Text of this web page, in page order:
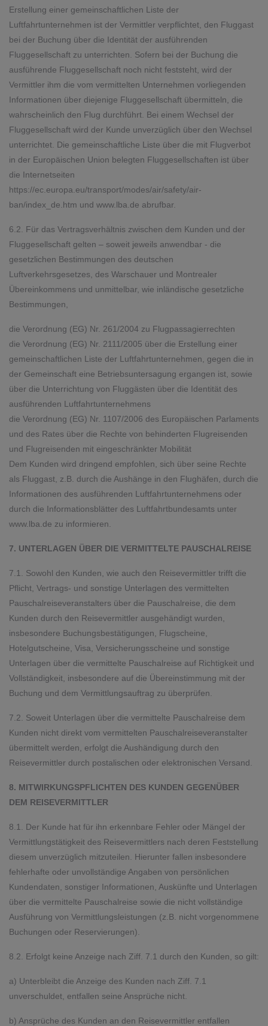
Erstellung einer gemeinschaftlichen Liste der
Luftfahrtunternehmen ist der Vermittler verpflichtet, den Fluggast
bei der Buchung über die Identität der ausführenden
Fluggesellschaft zu unterrichten. Sofern bei der Buchung die
ausführende Fluggesellschaft noch nicht feststeht, wird der
Vermittler ihm die vom vermittelten Unternehmen vorliegenden
Informationen über diejenige Fluggesellschaft übermitteln, die
wahrscheinlich den Flug durchführt. Bei einem Wechsel der
Fluggesellschaft wird der Kunde unverzüglich über den Wechsel
unterrichtet. Die gemeinschaftliche Liste über die mit Flugverbot
in der Europäischen Union belegten Fluggesellschaften ist über
die Internetseiten
https://ec.europa.eu/transport/modes/air/safety/air-
ban/index_de.htm und www.lba.de abrufbar.
6.2. Für das Vertragsverhältnis zwischen dem Kunden und der
Fluggesellschaft gelten – soweit jeweils anwendbar - die
gesetzlichen Bestimmungen des deutschen
Luftverkehrsgesetzes, des Warschauer und Montrealer
Übereinkommens und unmittelbar, wie inländische gesetzliche
Bestimmungen,
die Verordnung (EG) Nr. 261/2004 zu Flugpassagierrechten
die Verordnung (EG) Nr. 2111/2005 über die Erstellung einer
gemeinschaftlichen Liste der Luftfahrtunternehmen, gegen die in
der Gemeinschaft eine Betriebsuntersagung ergangen ist, sowie
über die Unterrichtung von Fluggästen über die Identität des
ausführenden Luftfahrtunternehmens
die Verordnung (EG) Nr. 1107/2006 des Europäischen Parlaments
und des Rates über die Rechte von behinderten Flugreisenden
und Flugreisenden mit eingeschränkter Mobilität
Dem Kunden wird dringend empfohlen, sich über seine Rechte
als Fluggast, z.B. durch die Aushänge in den Flughäfen, durch die
Informationen des ausführenden Luftfahrtunternehmens oder
durch die Informationsblätter des Luftfahrtbundesamts unter
www.lba.de zu informieren.
7. UNTERLAGEN ÜBER DIE VERMITTELTE PAUSCHALREISE
7.1. Sowohl den Kunden, wie auch den Reisevermittler trifft die
Pflicht, Vertrags- und sonstige Unterlagen des vermittelten
Pauschalreiseveranstalters über die Pauschalreise, die dem
Kunden durch den Reisevermittler ausgehändigt wurden,
insbesondere Buchungsbestätigungen, Flugscheine,
Hotelgutscheine, Visa, Versicherungsscheine und sonstige
Unterlagen über die vermittelte Pauschalreise auf Richtigkeit und
Vollständigkeit, insbesondere auf die Übereinstimmung mit der
Buchung und dem Vermittlungsauftrag zu überprüfen.
7.2. Soweit Unterlagen über die vermittelte Pauschalreise dem
Kunden nicht direkt vom vermittelten Pauschalreiseveranstalter
übermittelt werden, erfolgt die Aushändigung durch den
Reisevermittler durch postalischen oder elektronischen Versand.
8. MITWIRKUNGSPFLICHTEN DES KUNDEN GEGENÜBER
DEM REISEVERMITTLER
8.1. Der Kunde hat für ihn erkennbare Fehler oder Mängel der
Vermittlungstätigkeit des Reisevermittlers nach deren Feststellung
diesem unverzüglich mitzuteilen. Hierunter fallen insbesondere
fehlerhafte oder unvollständige Angaben von persönlichen
Kundendaten, sonstiger Informationen, Auskünfte und Unterlagen
über die vermittelte Pauschalreise sowie die nicht vollständige
Ausführung von Vermittlungsleistungen (z.B. nicht vorgenommene
Buchungen oder Reservierungen).
8.2. Erfolgt keine Anzeige nach Ziff. 7.1 durch den Kunden, so gilt:
a) Unterbleibt die Anzeige des Kunden nach Ziff. 7.1
unverschuldet, entfallen seine Ansprüche nicht.
b) Ansprüche des Kunden an den Reisevermittler entfallen